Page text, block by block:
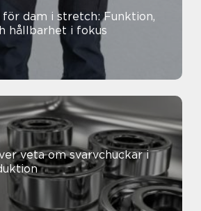
dam i stretch: Funktion,
hållbarhet i fokus
veta om svarvchuckar i